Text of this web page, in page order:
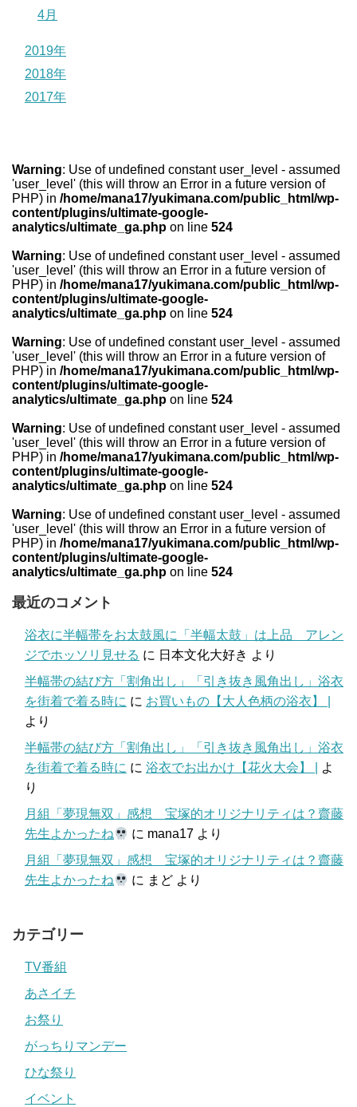
4月
2019年
2018年
2017年
Warning: Use of undefined constant user_level - assumed
'user_level' (this will throw an Error in a future version of
PHP) in /home/mana17/yukimana.com/public_html/wp-
content/plugins/ultimate-google-
analytics/ultimate_ga.php on line 524
Warning: Use of undefined constant user_level - assumed
'user_level' (this will throw an Error in a future version of
PHP) in /home/mana17/yukimana.com/public_html/wp-
content/plugins/ultimate-google-
analytics/ultimate_ga.php on line 524
Warning: Use of undefined constant user_level - assumed
'user_level' (this will throw an Error in a future version of
PHP) in /home/mana17/yukimana.com/public_html/wp-
content/plugins/ultimate-google-
analytics/ultimate_ga.php on line 524
Warning: Use of undefined constant user_level - assumed
'user_level' (this will throw an Error in a future version of
PHP) in /home/mana17/yukimana.com/public_html/wp-
content/plugins/ultimate-google-
analytics/ultimate_ga.php on line 524
Warning: Use of undefined constant user_level - assumed
'user_level' (this will throw an Error in a future version of
PHP) in /home/mana17/yukimana.com/public_html/wp-
content/plugins/ultimate-google-
analytics/ultimate_ga.php on line 524
最近のコメント
浴衣に半幅帯をお太鼓風に「半幅太鼓」は上品 アレン
ジでホッソリ見せる に 日本文化大好き より
半幅帯の結び方「割角出し」「引き抜き風角出し」浴衣
を街着で着る時に に お買いもの【大人色柄の浴衣】 |
より
半幅帯の結び方「割角出し」「引き抜き風角出し」浴衣
を街着で着る時に に 浴衣でお出かけ【花火大会】 |
よ
り
月組「夢現無双」感想 宝塚的オリジナリティは？齋藤
先生よかったね
に mana17 より
月組「夢現無双」感想 宝塚的オリジナリティは？齋藤
先生よかったね
に まど より
カテゴリー
TV番組
あさイチ
お祭り
がっちりマンデー
ひな祭り
イベント